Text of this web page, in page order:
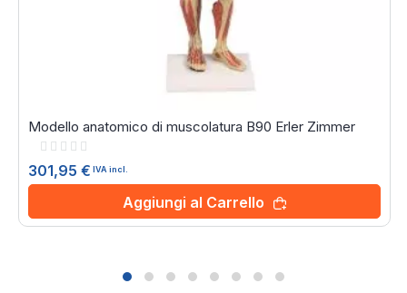
Modello anatomico di muscolatura B90 Erler Zimmer
Rating:
301,95 € IVA incl.
Aggiungi al Carrello